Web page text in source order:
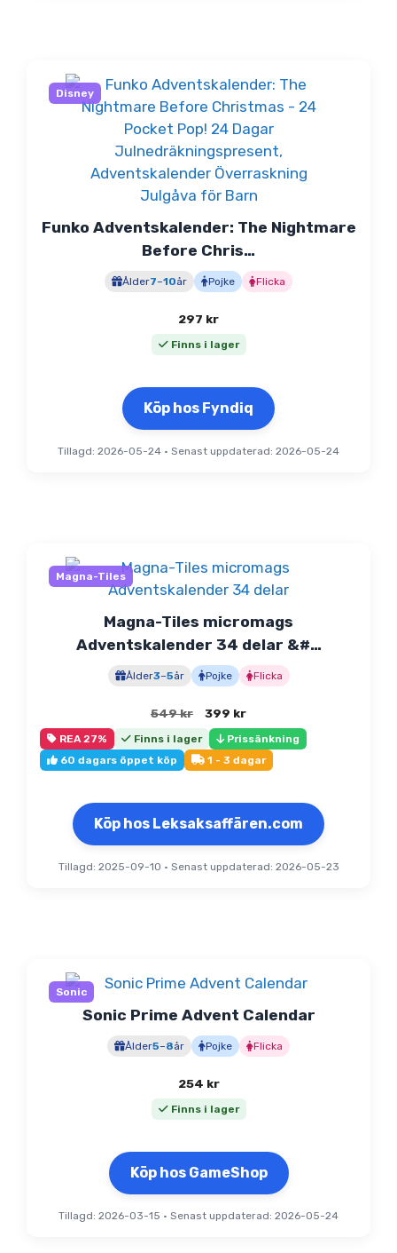
Disney
Funko Adventskalender: The Nightmare
Before Chris…
Ålder7–10år Pojke Flicka
297 kr
Finns i lager
Köp hos Fyndiq
Tillagd: 2026-05-24 • Senast uppdaterad: 2026-05-24
Magna-Tiles
Magna-Tiles micromags
Adventskalender 34 delar &#…
Ålder3–5år Pojke Flicka
549kr
Det
ursprungliga
priset
var:
399 krDet
nuvarande
priset
är:
REA 27% Finns i lager
Prissänkning
60 dagars öppet köp
1 - 3 dagar
Köp hos Leksaksaffären.com
Tillagd: 2025-09-10 • Senast uppdaterad: 2026-05-23
Sonic
Sonic Prime Advent Calendar
Ålder5–8år Pojke Flicka
254 kr
Finns i lager
Köp hos GameShop
Tillagd: 2026-03-15 • Senast uppdaterad: 2026-05-24